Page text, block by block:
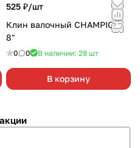
525 ₽/шт
Клин валочный CHAMPION
8"
0 0 В наличии: 28 шт
В корзину